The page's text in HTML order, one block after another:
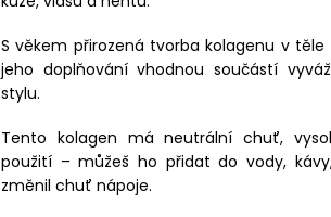
S věkem přirozená tvorba kolagenu v
jeho doplňování vhodnou součástí
stylu.
Tento kolagen má neutrální chuť,
použití – můžeš ho přidat do vody,
změnil chuť nápoje.